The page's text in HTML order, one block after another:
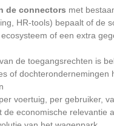
de connectors met
HR-tools) bepaalt of de
of een extra
de toegangsrechten is
of dochterondernemingen
voertuig, per gebruiker,
de economische relevantie